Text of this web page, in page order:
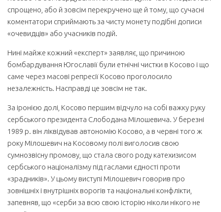
спрощено, або й зовсім перекручено ще й тому, що сучасні
коментатори сприймають за чисту монету подібні дописи
«очевидців» або учасників подій.
Нині майже кожний «експерт» заявляє, що причиною
бомбардування Югославії були етнічні чистки в Косово і що
саме через масові репресії Косово проголосило
незалежність. Насправді це зовсім не так.
За іронією долі, Косово першим відчуло на собі важку руку
сербського президента Слободана Мілошевича. У березні
1989 р. він ліквідував автономію Косово, а в червні того ж
року Мілошевич на Косовому полі виголосив свою
сумнозвісну промову, що стала свого роду катехизисом
сербського націоналізму під гаслами єдності проти
«зрадників». У цьому виступі Мілошевич говорив про
зовнішніх і внутрішніх ворогів та національні конфлікти,
запевняв, що «серби за всю свою історію ніколи нікого не